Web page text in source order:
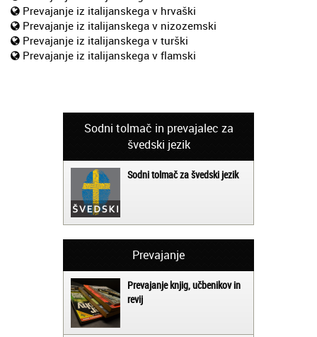
Prevajanje iz italijanskega v hrvaški
Prevajanje iz italijanskega v nizozemski
Prevajanje iz italijanskega v turški
Prevajanje iz italijanskega v flamski
Sodni tolmač in prevajalec za
švedski jezik
Sodni tolmač za švedski jezik
Prevajanje
Prevajanje knjig, učbenikov in
revij